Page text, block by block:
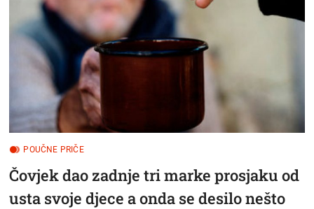
TABUTU
POUČNE PRIČE
Čovjek dao zadnje tri marke prosjaku od
usta svoje djece a onda se desilo nešto